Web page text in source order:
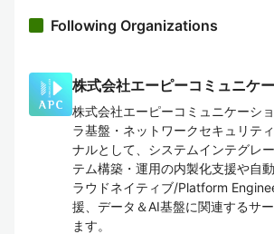
Following Organizations
株式会社エーピーコミュニケ
株式会社エーピーコミュニケーシ
ラ基盤・ネットワークセキュリテ
ナルとして、システムインテグレ
テム構築・運用の内製化支援や自
ラウドネイティブ/Platform
援、データ＆AI基盤に関連するサ
ます。